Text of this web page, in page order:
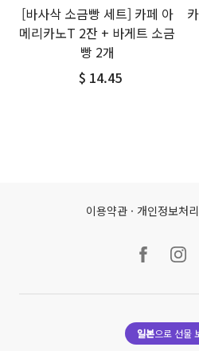
[바사삭 소금빵 세트] 카페 아
메리카노T 2잔 + 바게트 소금
빵 2개
$ 14.45
이용약관 · 개인정보처
일본으로 선물